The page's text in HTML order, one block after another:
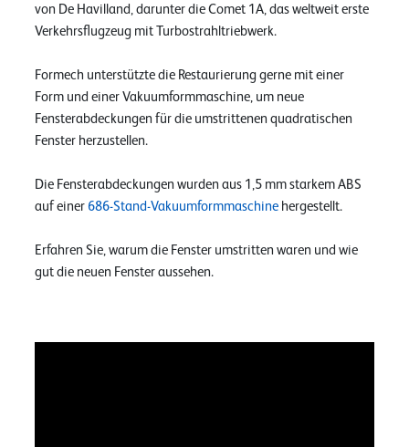
von De Havilland, darunter die Comet 1A, das weltweit erste
Verkehrsflugzeug mit Turbostrahltriebwerk.
Formech unterstützte die Restaurierung gerne mit einer
Form und einer Vakuumformmaschine, um neue
Fensterabdeckungen für die umstrittenen quadratischen
Fenster herzustellen.
Die Fensterabdeckungen wurden aus 1,5 mm starkem ABS
auf einer 686-Stand-Vakuumformmaschine hergestellt.
Erfahren Sie, warum die Fenster umstritten waren und wie
gut die neuen Fenster aussehen.